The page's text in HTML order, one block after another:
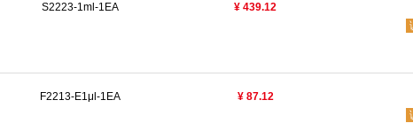
S2223-1ml-1EA ¥ 439.12
F2213-E1μl-1EA ¥ 87.12